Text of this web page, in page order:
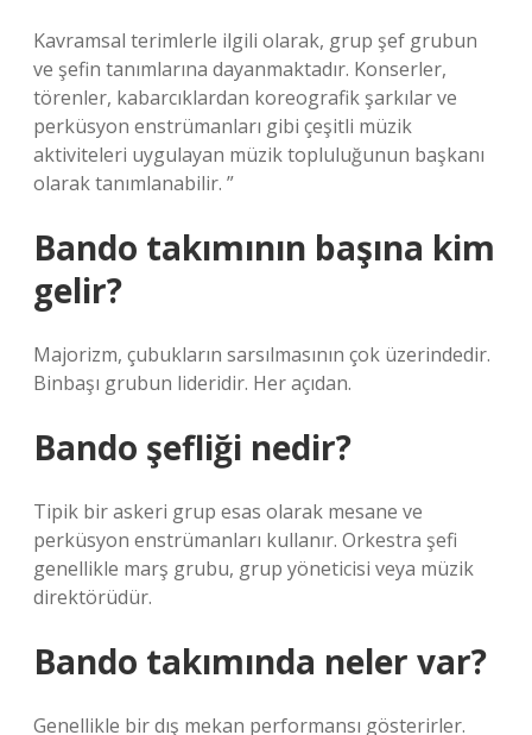
Kavramsal terimlerle ilgili olarak, grup şef grubun
ve şefin tanımlarına dayanmaktadır. Konserler,
törenler, kabarcıklardan koreografik şarkılar ve
perküsyon enstrümanları gibi çeşitli müzik
aktiviteleri uygulayan müzik topluluğunun başkanı
olarak tanımlanabilir. ”
Bando takımının başına kim
gelir?
Majorizm, çubukların sarsılmasının çok üzerindedir.
Binbaşı grubun lideridir. Her açıdan.
Bando şefliği nedir?
Tipik bir askeri grup esas olarak mesane ve
perküsyon enstrümanları kullanır. Orkestra şefi
genellikle marş grubu, grup yöneticisi veya müzik
direktörüdür.
Bando takımında neler var?
Genellikle bir dış mekan performansı gösterirler.